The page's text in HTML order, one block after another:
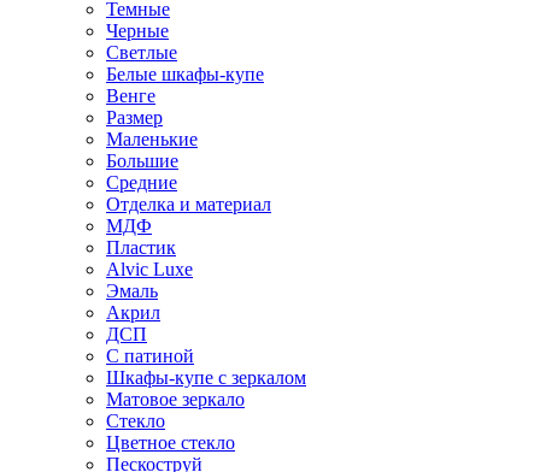
Темные
Черные
Светлые
Белые шкафы-купе
Венге
Размер
Маленькие
Большие
Средние
Отделка и материал
МДФ
Пластик
Alvic Luxe
Эмаль
Акрил
ДСП
С патиной
Шкафы-купе с зеркалом
Матовое зеркало
Стекло
Цветное стекло
Пескоструй